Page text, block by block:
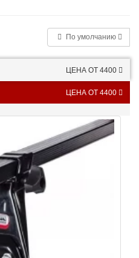
По умолчанию
ЦЕНА ОТ 4400
ЦЕНА ОТ 4400